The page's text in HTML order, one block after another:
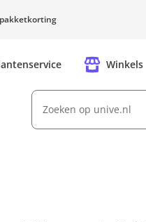
Winkels
Zoeken op unive.nl